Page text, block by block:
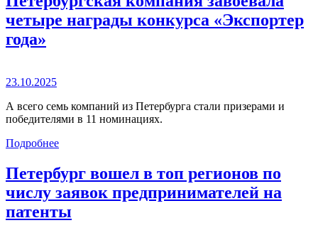
четыре награды конкурса «Экспортер
года»
23.10.2025
А всего семь компаний из Петербурга стали призерами и
победителями в 11 номинациях.
Подробнее
Петербург вошел в топ регионов по
числу заявок предпринимателей на
патенты